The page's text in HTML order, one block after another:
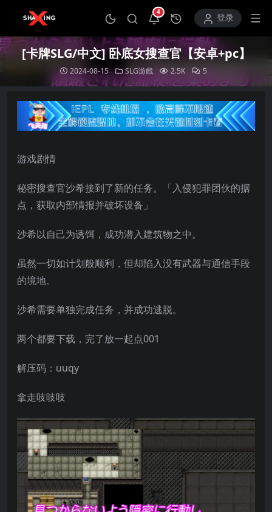
4
打开通知中心登录
[卡牌SLG/中文] 卧底女搜查官【安卓+pc】
2024-08-15 SLG游戲 2.5K 5
游戏剧情
秘密搜查官沙希接到了新的任务。「入侵犯罪团伙的据
点，获取内部情报并破坏设备」
沙希以自己为诱饵，成功潜入建筑物之中。
虽然一切如计划般顺利，但却陷入没有武器与通信手段
的境地。
沙希需要单独完成任务，并成功逃脱。
两个都要下载，完了放一起点001
解压码：uuqy
拿走吱吱吱